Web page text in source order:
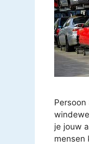
je jouw
mensen